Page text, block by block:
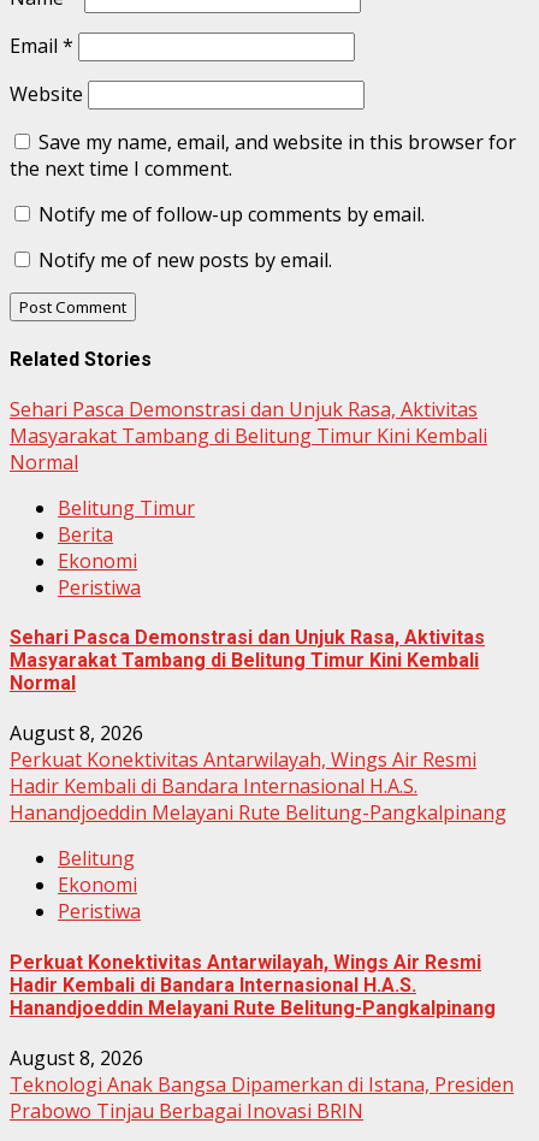
Email *
Website
Save my name, email, and website in this browser for
the next time I comment.
Notify me of follow-up comments by email.
Notify me of new posts by email.
Related Stories
Sehari Pasca Demonstrasi dan Unjuk Rasa, Aktivitas
Masyarakat Tambang di Belitung Timur Kini Kembali
Normal
Belitung Timur
Berita
Ekonomi
Peristiwa
Sehari Pasca Demonstrasi dan Unjuk Rasa, Aktivitas
Masyarakat Tambang di Belitung Timur Kini Kembali
Normal
August 8, 2026
Perkuat Konektivitas Antarwilayah, Wings Air Resmi
Hadir Kembali di Bandara Internasional H.A.S.
Hanandjoeddin Melayani Rute Belitung-Pangkalpinang
Belitung
Ekonomi
Peristiwa
Perkuat Konektivitas Antarwilayah, Wings Air Resmi
Hadir Kembali di Bandara Internasional H.A.S.
Hanandjoeddin Melayani Rute Belitung-Pangkalpinang
August 8, 2026
Teknologi Anak Bangsa Dipamerkan di Istana, Presiden
Prabowo Tinjau Berbagai Inovasi BRIN